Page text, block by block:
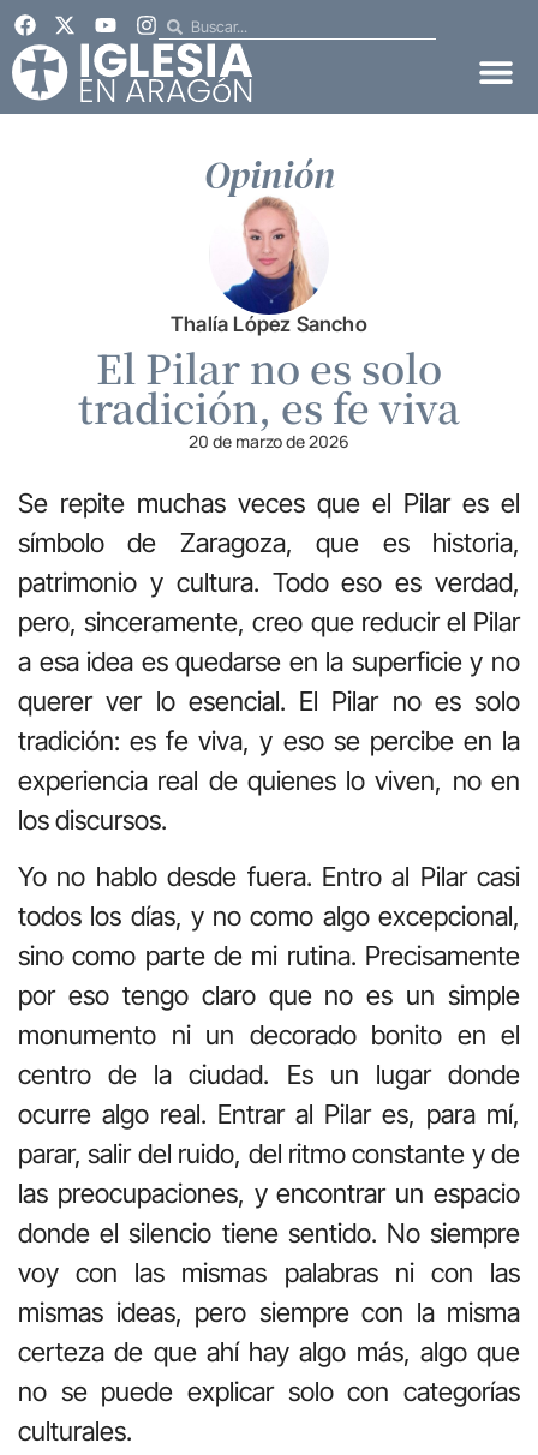
Opinión
Thalía López Sancho
El Pilar no es solo
tradición, es fe viva
20 de marzo de 2026
Se repite muchas veces que el Pilar es el
símbolo de Zaragoza, que es historia,
patrimonio y cultura. Todo eso es verdad,
pero, sinceramente, creo que reducir el Pilar
a esa idea es quedarse en la superficie y no
querer ver lo esencial. El Pilar no es solo
tradición: es fe viva, y eso se percibe en la
experiencia real de quienes lo viven, no en
los discursos.
Yo no hablo desde fuera. Entro al Pilar casi
todos los días, y no como algo excepcional,
sino como parte de mi rutina. Precisamente
por eso tengo claro que no es un simple
monumento ni un decorado bonito en el
centro de la ciudad. Es un lugar donde
ocurre algo real. Entrar al Pilar es, para mí,
parar, salir del ruido, del ritmo constante y de
las preocupaciones, y encontrar un espacio
donde el silencio tiene sentido. No siempre
voy con las mismas palabras ni con las
mismas ideas, pero siempre con la misma
certeza de que ahí hay algo más, algo que
no se puede explicar solo con categorías
culturales.